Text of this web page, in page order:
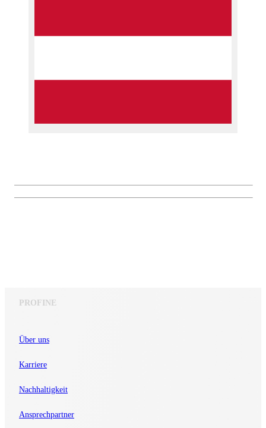
PROFINE
Über uns
Karriere
Nachhaltigkeit
Ansprechpartner